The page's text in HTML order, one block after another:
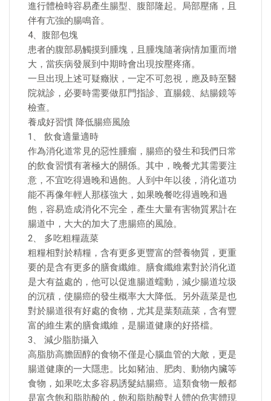
進行體檢時容易產生腸型、腹部隆起。局部壓痛，且
伴有亢強的腸鳴音。
4、腹部包塊
患者的腹部易觸摸到腫塊，且腫塊隨著病情加重而增
大，當疾病發展到中期時會出現按壓疼痛。
一旦出現上述可疑癥狀，一定不可忽視，應及時至醫
院就診，必要時需要做肛門指診、直腸鏡、結腸鏡等
檢查。
養成好習慣 降低腸癌風險
1、 飲食適量適時
作為消化道常見的惡性腫瘤，腸癌的發生和我們日常
的飲食習慣有著極大的關係。其中，晚餐尤其需要注
意，不宜吃得過晚和過飽。人到中年以後，消化道功
能不再像年輕人那樣強大，如果晚餐吃得過晚和過
飽，容易造成消化不完全，產生大量有害物質累計在
腸道中，大大的加大了患腸癌的風險。
2、 多吃粗糧蔬菜
粗糧相對於精糧，含有更多更豐富的營養物質，更重
要的是含有更多的膳食纖維。膳食纖維素對於消化道
是大有益處的，他可以促進腸道蠕動，減少腸道垃圾
的沉積，使腸癌的發生概率大大降低。另外蔬菜是也
對於腸道很有好處的食物，尤其是葉類蔬菜，含有豐
富的維生素的膳食纖維，是腸道健康的好搭檔。
3、 減少脂肪攝入
高脂肪高膽固醇的食物不僅是心腦血管的大敵，更是
腸道健康的一大隱患。比如豬油、肥肉、動物內臟等
食物，如果吃太多容易誘髮結腸癌。這類食物一般都
是富含飽和脂肪酸的，飽和脂肪酸對人體的危害體現